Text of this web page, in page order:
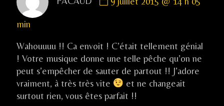
by
on
min
Wahouuuu !! Ca envoit ! C’était tellement génial
! Votre musique donne une telle pêche qu’on ne
peut s’empêcher de sauter de partout !! J’adore
vraiment, à très très vite
et ne changeait
surtout rien, vous êtes parfait !!